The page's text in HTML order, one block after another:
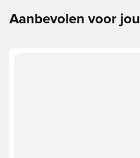
Aanbevolen voor jou